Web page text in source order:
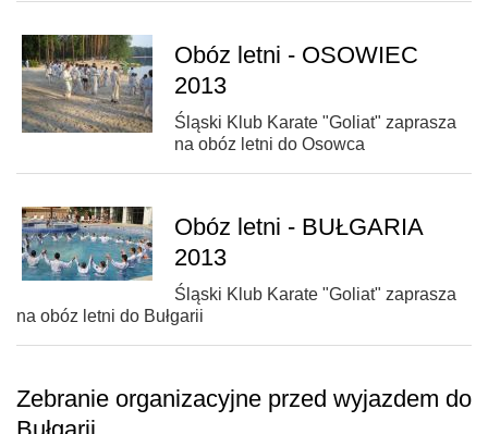
Obóz letni - OSOWIEC
2013
Śląski Klub Karate "Goliat" zaprasza
na obóz letni do Osowca
Obóz letni - BUŁGARIA
2013
Śląski Klub Karate "Goliat" zaprasza
na obóz letni do Bułgarii
Zebranie organizacyjne przed wyjazdem do